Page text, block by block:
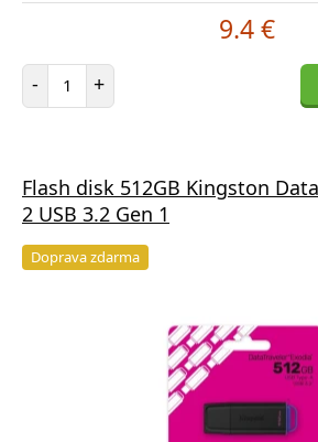
9.4 €
- Počet položiek
+
Flash disk 512GB Kingston
2 USB 3.2 Gen 1
Doprava zdarma